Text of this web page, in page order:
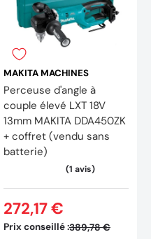
MAKITA MACHINES
Perceuse d'angle à
couple élevé LXT 18V
13mm MAKITA DDA450ZK
+ coffret (vendu sans
batterie)
Prix conseillé :389,78 €
272,17 €